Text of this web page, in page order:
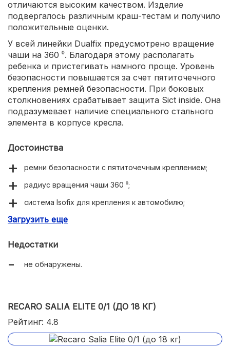
отличаются высоким качеством. Изделие
подвергалось различным краш-тестам и получило
положительные оценки.
У всей линейки Dualfix предусмотрено вращение
чаши на 360 ⁰. Благодаря этому располагать
ребенка и пристегивать намного проще. Уровень
безопасности повышается за счет пятиточечного
крепления ремней безопасности. При боковых
столкновениях срабатывает защита Sict inside. Она
подразумевает наличие специального стального
элемента в корпусе кресла.
Достоинства
ремни безопасности с пятиточечным креплением;
радиус вращения чаши 360 ⁰;
система Isofix для крепления к автомобилю;
система Pivot Link, защищающая от опрокидывания.
Загрузить еще
Недостатки
не обнаружены.
RECARO SALIA ELITE 0/1 (ДО 18 КГ)
Рейтинг: 4.8